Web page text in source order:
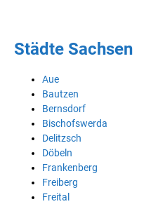
Städte Sachsen
Aue
Bautzen
Bernsdorf
Bischofswerda
Delitzsch
Döbeln
Frankenberg
Freiberg
Freital